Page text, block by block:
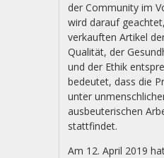
der Community im
wird darauf
verkauften Artikel
Qualität, der
und der Ethik
bedeutet, dass die
unter
ausbeuterischen
stattfindet.
Am 12. April 2019